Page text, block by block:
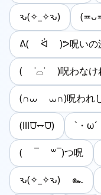
ԅ(✧_✧ԅ)
ᕕ( ᐛ )ᕗ呪いの
( ˙⌓˙ )呪わなけ
(∩⩊ ⩊∩)呪われ
(lll⩌⥐⩌) `・ω´
( ¯ ꒳¯)つ呪
ԅ(✧_✧ԅ) ๛